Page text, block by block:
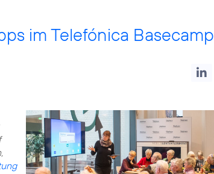
im Telefónica Basecamp